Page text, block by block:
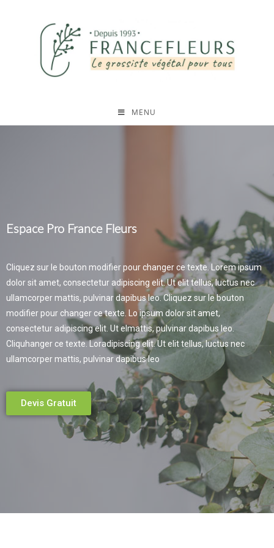
MENU
Espace Pro France Fleurs
Cliquez sur le bouton modifier pour changer ce texte. Lorem ipsum
dolor sit amet, consectetur adipiscing elit. Ut elit tellus, luctus nec
ullamcorper mattis, pulvinar dapibus leo. Cliquez sur le bouton
modifier pour changer ce texte. Lo ipsum dolor sit amet,
consectetur adipiscing elit. Ut elmattis, pulvinar dapibus leo.
Cliquhanger ce texte. Loradipiscing elit. Ut elit tellus, luctus nec
ullamcorper mattis, pulvinar dapibus leo
Devis Gratuit